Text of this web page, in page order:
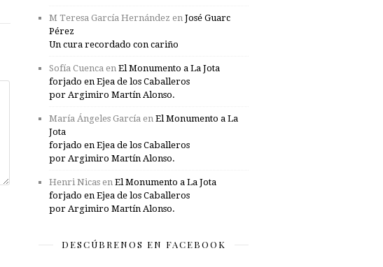
M Teresa García Hernández en José Guarc
Pérez
Un cura recordado con cariño
Sofía Cuenca en El Monumento a La Jota
forjado en Ejea de los Caballeros
por Argimiro Martín Alonso.
María Ángeles García en El Monumento a La
Jota
forjado en Ejea de los Caballeros
por Argimiro Martín Alonso.
Henri Nicas en El Monumento a La Jota
forjado en Ejea de los Caballeros
por Argimiro Martín Alonso.
DESCÚBRENOS EN FACEBOOK